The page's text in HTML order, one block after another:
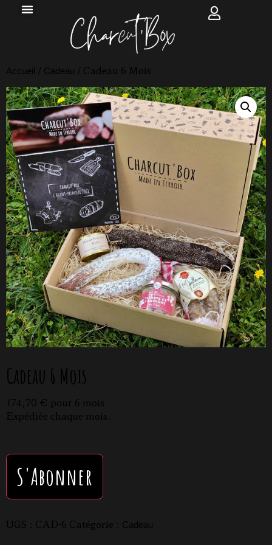
Accueil / Cadeau / Cadeau 6 Mois
Cadeau 6 Mois
174,70 € pour 6 mois
Expédiée chaque mois.
S'Abonner
UGS : CAD-6 Catégorie : Cadeau